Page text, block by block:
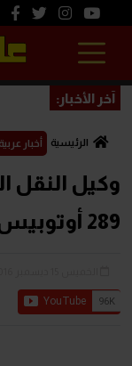
آخر الأخبار:
الرئيسية أخبار
وكيل النقل
289 أوتوبيس جديد بالغاز الطبيعى